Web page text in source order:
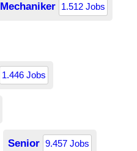
Mechaniker 1.512 Jobs
1.446 Jobs
Senior 9.457 Jobs